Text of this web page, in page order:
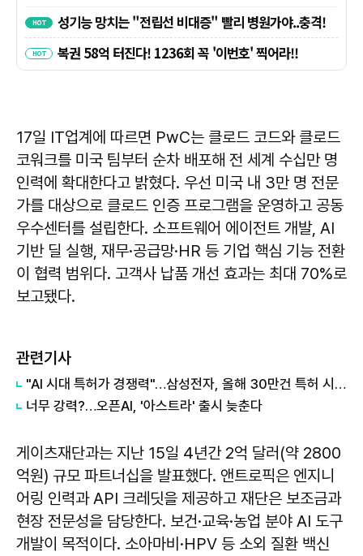
17일 IT업계에 따르면 PwC는 클로드 코드와 클로드
코워크를 미국 팀부터 순차 배포해 전 세계 수십만 명
인력에 확대한다고 밝혔다. 우선 미국 내 3만 명 전문
가를 대상으로 클로드 인증 프로그램을 운영하고 공동
우수센터를 설립한다. 소프트웨어 에이전트 개발, AI
기반 딜 실행, 재무·공급망·HR 등 기업 핵심 기능 전환
이 협력 범위다. 고객사 납품 개선 효과는 최대 70%로
보고됐다.
관련기사
"AI 시대 특허가 경쟁력"…삼성전자, 올해 30만건 특허 시대 연다
너무 강력?…오픈AI, '아스트라' 출시 늦춘다
게이츠재단과는 지난 15일 4년간 2억 달러(약 2800
억원) 규모 파트너십을 발표했다. 앤트로픽은 엔지니
어링 인력과 API 크레딧을 제공하고 재단은 보조금과
현장 전문성을 담당한다. 보건·교육·농업 분야 AI 도구
개발이 목적이다. 소아마비·HPV 등 소외 질환 백신